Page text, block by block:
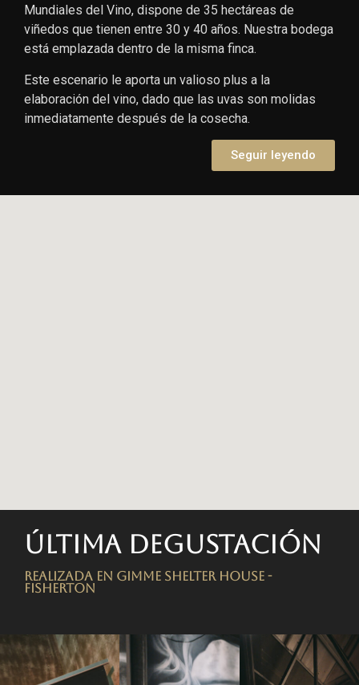
Mundiales del Vino, dispone de 35 hectáreas de
viñedos que tienen entre 30 y 40 años. Nuestra bodega
está emplazada dentro de la misma finca.
Este escenario le aporta un valioso plus a la
elaboración del vino, dado que las uvas son molidas
inmediatamente después de la cosecha.
Seguir leyendo
Última degustación
Realizada en Gimme Shelter House -
FISHERTON